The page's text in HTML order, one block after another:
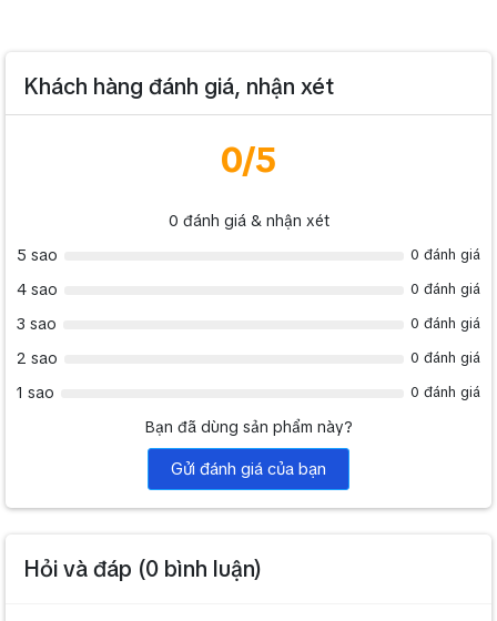
Khách hàng đánh giá, nhận xét
0/5
0 đánh giá & nhận xét
5 sao
0 đánh giá
4 sao 0 đánh giá
3 sao 0 đánh giá
2 sao 0 đánh giá
1 sao 0 đánh giá
Bạn đã dùng sản phẩm này?
Gửi đánh giá của bạn
Hỏi và đáp (0 bình luận)